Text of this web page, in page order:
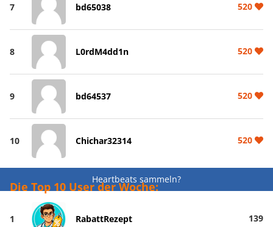
7 bd65038 520
8 L0rdM4dd1n 520
9 bd64537 520
10 Chichar32314 520
Heartbeats sammeln?
Die Top 10 User der Woche:
1 RabattRezept 139